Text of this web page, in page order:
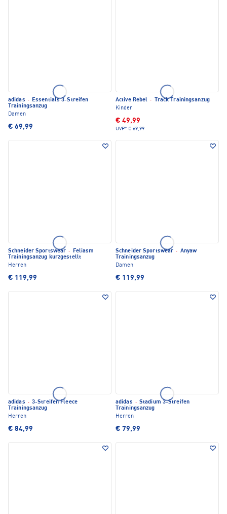
adidas · Essentials 3-Streifen
Trainingsanzug
Damen
€ 69,99
Active Rebel ·
Track Trainingsanzug
Kinder
€ 49,99
UVP* € 69,99
Schneider Sportswear ·
Feliasm
Trainingsanzug kurzgestellt
Herren
€ 119,99
Schneider Sportswear · Anyaw
Trainingsanzug
Damen
€ 119,99
adidas · 3-Streifen Fleece
Trainingsanzug
Herren
€ 84,99
adidas · Stadium 3-Streifen
Trainingsanzug
Herren
€ 79,99